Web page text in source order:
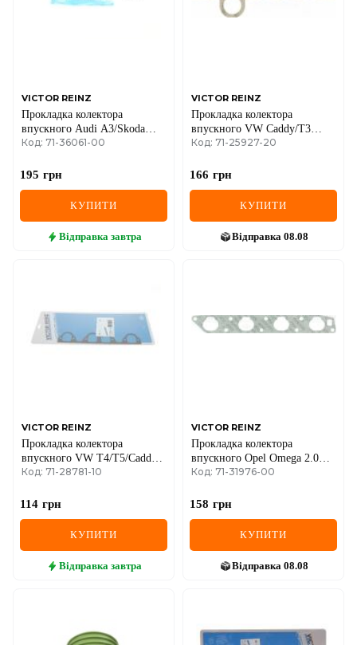
LANCIA
LEXUS
LINCOLN
MG
NISSAN
OPEL
POLESTAR
VICTOR REINZ
Прокладка колектора
впускного Audi A3/Skoda
Octavia/VW Golf IV/V/VI
Код: 71-36061-00
195 грн
КУПИТИ
Відправка завтра
VICTOR REINZ
Прокладка колектора
впускного VW Caddy/T3
1.6D 82-92
Код: 71-25927-20
166 грн
КУПИТИ
Відправка 08.08
VICTOR REINZ
Прокладка колектора
впускного VW T4/T5/Caddy
1.9TDI
Код: 71-28781-10
114 грн
КУПИТИ
Відправка завтра
VICTOR REINZ
Прокладка колектора
впускного Opel Omega 2.0
16v 94-99
Код: 71-31976-00
158 грн
КУПИТИ
Відправка 08.08